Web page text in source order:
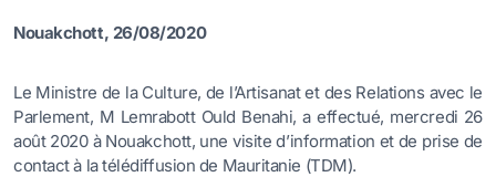
Nouakchott, 26/08/2020
Le Ministre de la Culture, de l’Artisanat et des Relations avec le
Parlement, M Lemrabott Ould Benahi, a effectué, mercredi 26
août 2020 à Nouakchott, une visite d’information et de prise de
contact à la télédiffusion de Mauritanie (TDM).